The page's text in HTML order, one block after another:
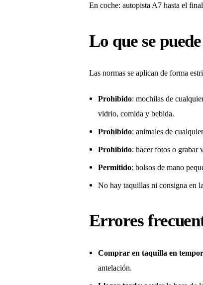
En coche: autopista A7 hasta el
Lo que se
Las normas se aplican de forma
Prohibido: mochilas de
vidrio, comida y bebida.
Prohibido: animales de
Prohibido: hacer fotos o grabar
Permitido: bolsos de mano
No hay taquillas ni consigna en
Errores
Comprar en taquilla en
antelación.